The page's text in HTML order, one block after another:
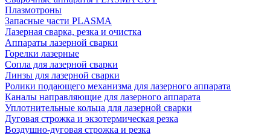
Плазмотроны
Запасные части PLASMA
Лазерная сварка, резка и очистка
Аппараты лазерной сварки
Горелки лазерные
Сопла для лазерной сварки
Линзы для лазерной сварки
Ролики подающего механизма для лазерного аппарата
Каналы направляющие для лазерного аппарата
Уплотнительные кольца для лазерной сварки
Дуговая строжка и экзотермическая резка
Воздушно-дуговая строжка и резка